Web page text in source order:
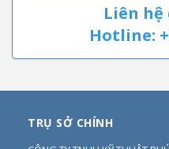
Liên hệ
Hotline:
TRỤ SỞ CHÍNH